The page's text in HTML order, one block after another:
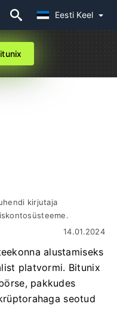
Eesti Keel
kirjutaja
14.01.2024
alustamiseks
platvormi. Bitunix
pakkudes
seotud